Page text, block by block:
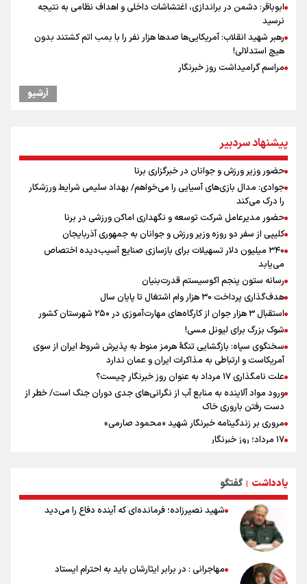
ابوباقر: دشمن در براندازی، اغتشاشات داخلی و اهداف نظامی به نتیجه
نرسید
رهبر شهید انقلاب: آمریکایی‌ها صدها هزار نفر را با بمب اتم کشتند بدون
هیچ استدلالی!
مراسم گرامیداشت روز خبرنگار
ونس: در حال کار بر روی ایجاد یک سیستم ناوبری امن هستیم
صعود دانشگاه آزاد اسلامی استان البرز از رتبه D به رتبه ممتاز A+++++
نقش و مسئولیت رسانه‌ها در شرایط حساس کشور مهم و تعیین‌کننده
است/ انسجام اجتماعی و حضور مردم مهمترین عامل ناکام ماندن
محاسبات دشمنان
علی‌نژاد در مراسم انجمن ورزشی نویسان در روز خبرنگار : رسانه‌های خبری
در سال گذشته تا به امروز اتفاقات بزرگی را رقم زدند
سیدمناف هاشمی در مراسم انجمن ورزشی نویسان : قدردان زحمات اهالی
رسانه به ویژه ورزشی نویسان هستیم
آرشیو
پیشنهاد سردبیر
حضور وزیر ورزش و جوانان در خبرگزاری برنا
جوادی: مدال بازی‌های آسیایی را می‌خواهم/ بهداد سلیمی شرایط ورزشکار
را درک می‌کند
حضور مدیرعامل شرکت توسعه و نگهداری اماکن ورزشی در برنا
کلیپی از سفر دو روزه وزیر ورزش و جوانان به جمهوری آذربایجان
۳۴۰ میلیون دلار تسهیلات برای بازسازی صنایع آسیب‌دیده اختصاص
می‌یابد
رسانه ستون پنجم اکوسیستم قدرت‌بنیان
هدف‌گذاری پرداخت ۳۰ هزار وام اشتغال تا پایان سال
استقبال ۳ هزار جوان از کارگاه‌های مهارت‌آموزی در ۲۵۰ شهرستان کشور
شوک بزرگ برای لیونل مسی!
سخنگوی سپاه: بازگشایی تنگۀ هرمز منوط به پذیرش شروط ایران از سوی
آمریکاست و ارتباطی به مذاکرات ایران و عمان ندارد
علت نامگذاری ۱۷ مرداد به عنوان روز خبرنگار چیست؟
ورود مواد آلاینده به منابع آب از نگرانی‌های جدی دوران جنگ است/ خطر از
دست رفتن باروری خاک
مروری بر زندگینامه خبرنگار شهید «محمود صارمی»
۱۷ مرداد؛ روز خبرنگار
اشک‌های CR7 به قیمت ۲۳ سال تلاش؛ گریه نکن آقای رونالدو
حیدری: افزایش تیم‌های جام جهانی هم سود داشت و هم ضرر/ تیم ملی در
جام جهانی مردود نشد
تلاش مدام برای زنده نگه داشتن هنر ایرانی
نصرتی: پاسخ بیرانوند سنخیتی با صحبت‌های علی دایی نداشت/
ملی‌پوشان نباید از خودشان تعریف کنند!
خلعتبری: جای دو سه نفر در جام جهانی خالی بود/ تیم ملی نیاز به تغییر
یادداشت | گفتگو
شهید نصیرزاده؛ فرمانده‌ای که آینده دفاع را می‌دید
مهاجرانی : در برابر ایثارشان باید به احترام ایستاد